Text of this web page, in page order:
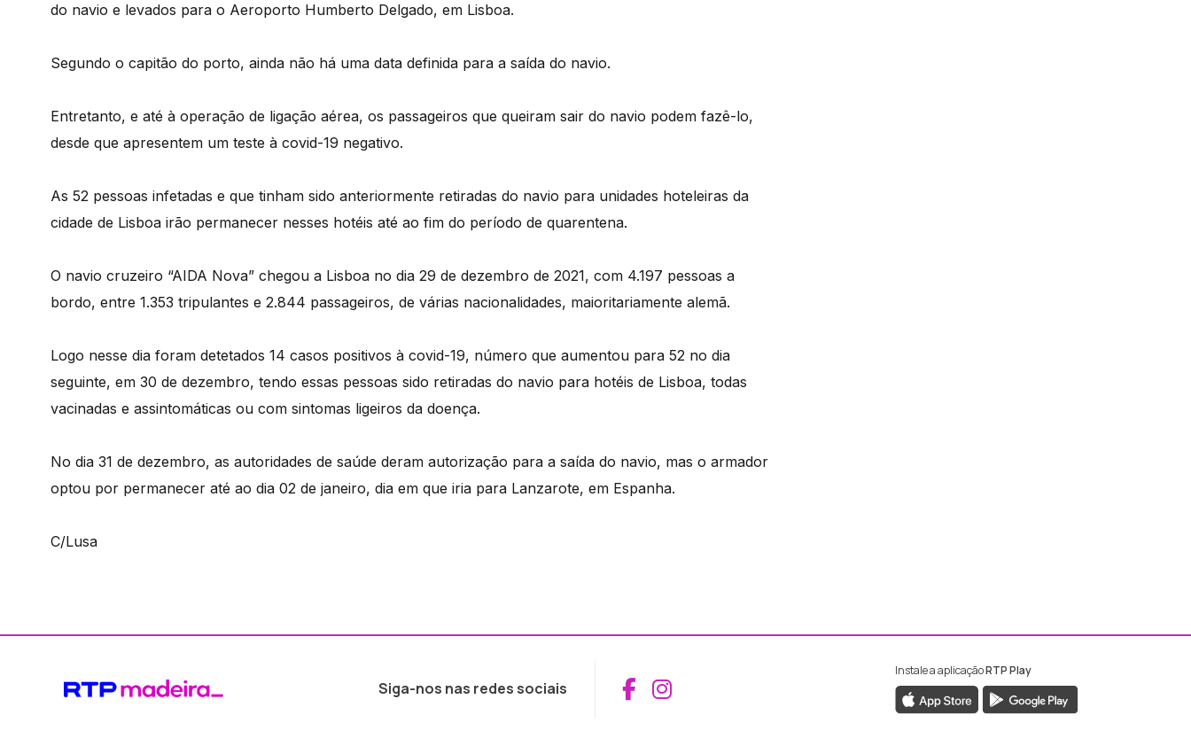
do navio e levados para o Aeroporto Humberto Delgado, em Lisboa.
Segundo o capitão do porto, ainda não há uma data definida para a saída do navio.
Entretanto, e até à operação de ligação aérea, os passageiros que queiram sair do navio podem fazê-lo,
desde que apresentem um teste à covid-19 negativo.
As 52 pessoas infetadas e que tinham sido anteriormente retiradas do navio para unidades hoteleiras da
cidade de Lisboa irão permanecer nesses hotéis até ao fim do período de quarentena.
O navio cruzeiro “AIDA Nova” chegou a Lisboa no dia 29 de dezembro de 2021, com 4.197 pessoas a
bordo, entre 1.353 tripulantes e 2.844 passageiros, de várias nacionalidades, maioritariamente alemã.
Logo nesse dia foram detetados 14 casos positivos à covid-19, número que aumentou para 52 no dia
seguinte, em 30 de dezembro, tendo essas pessoas sido retiradas do navio para hotéis de Lisboa, todas
vacinadas e assintomáticas ou com sintomas ligeiros da doença.
No dia 31 de dezembro, as autoridades de saúde deram autorização para a saída do navio, mas o armador
optou por permanecer até ao dia 02 de janeiro, dia em que iria para Lanzarote, em Espanha.
C/Lusa
Siga-nos nas redes sociais Aceder ao Facebook da RTP Madeira
Aceder ao Instagram da RTP Madeira
Instale a aplicaçãoRTP Play